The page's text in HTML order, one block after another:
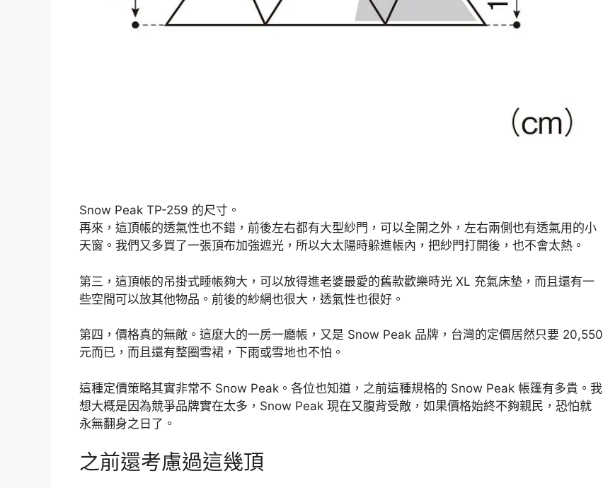
Snow Peak TP-259 的尺寸。
再來，這頂帳的透氣性也不錯，前後左右都有大型紗門，可以全開之外，左右兩側也有透氣用的小
天窗。我們又多買了一張頂布加強遮光，所以大太陽時躲進帳內，把紗門打開後，也不會太熱。
第三，這頂帳的吊掛式睡帳夠大，可以放得進老婆最愛的舊款歡樂時光 XL 充氣床墊，而且還有一
些空間可以放其他物品。前後的紗網也很大，透氣性也很好。
第四，價格真的無敵。這麼大的一房一廳帳，又是 Snow Peak 品牌，台灣的定價居然只要 20,550
元而已，而且還有整圈雪裙，下雨或雪地也不怕。
這種定價策略其實非常不 Snow Peak。各位也知道，之前這種規格的 Snow Peak 帳篷有多貴。我
想大概是因為競爭品牌實在太多，Snow Peak 現在又腹背受敵，如果價格始終不夠親民，恐怕就
永無翻身之日了。
之前還考慮過這幾頂